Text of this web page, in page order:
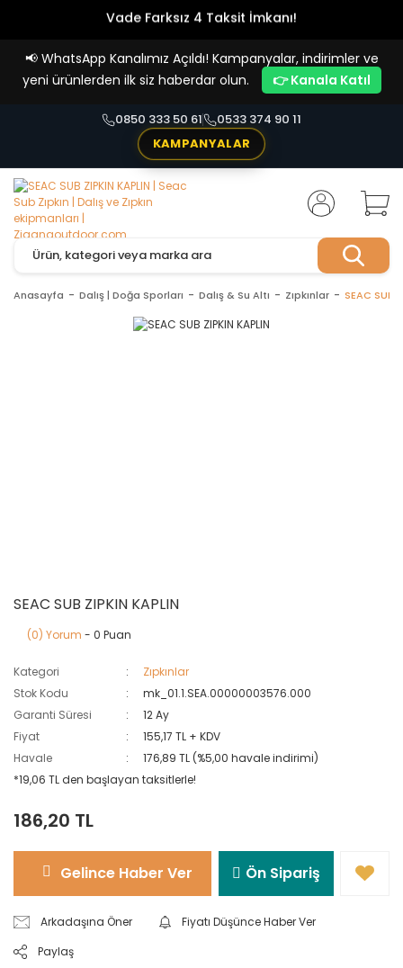
Vade Farksız 4 Taksit İmkanı!
📢 WhatsApp Kanalımız Açıldı! Kampanyalar, indirimler ve
yeni ürünlerden ilk siz haberdar olun.
👉 Kanala Katıl
0850 333 50 61
0533 374 90 11
KAMPANYALAR
Anasayfa Dalış | Doğa Sporları Dalış & Su Altı Zıpkınlar SEAC SUB
SEAC SUB ZIPKIN KAPLIN
(0) Yorum - 0 Puan
Kategori
Zıpkınlar
Stok Kodu
mk_01.1.SEA.00000003576.000
Garanti Süresi
12 Ay
Fiyat
155,17 TL + KDV
Havale
176,89 TL (%5,00 havale indirimi)
*19,06 TL den başlayan taksitlerle!
186,20 TL
Gelince Haber Ver Ön Sipariş
Arkadaşına Öner
Fiyatı Düşünce Haber Ver
Paylaş